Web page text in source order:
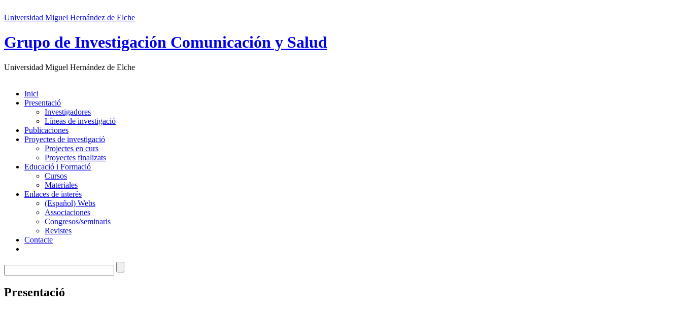
Universidad Miguel Hernández de Elche
Grupo de Investigación Comunicación y Salud
Universidad Miguel Hernández de Elche
Inici
Presentació
Investigadores
Líneas de investigació
Publicaciones
Proyectes de investigació
Projectes en curs
Proyectes finalizats
Educació i Formació
Cursos
Materiales
Enlaces de interés
(Español) Webs
Associaciones
Congresos/seminaris
Revistes
Contacte
Presentació